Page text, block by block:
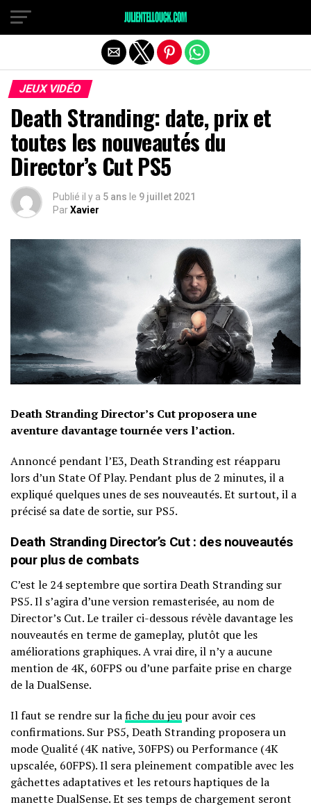
JEUX VIDÉO
Death Stranding: date, prix et
toutes les nouveautés du
Director’s Cut PS5
Publié il y a 5 ans le 9 juillet 2021
ParXavier
Death Stranding Director’s Cut proposera une
aventure davantage tournée vers l’action.
Annoncé pendant l’E3, Death Stranding est réapparu
lors d’un State Of Play. Pendant plus de 2 minutes, il a
expliqué quelques unes de ses nouveautés. Et surtout, il a
précisé sa date de sortie, sur PS5.
Death Stranding Director’s Cut : des nouveautés
pour plus de combats
C’est le 24 septembre que sortira Death Stranding sur
PS5. Il s’agira d’une version remasterisée, au nom de
Director’s Cut. Le trailer ci-dessous révèle davantage les
nouveautés en terme de gameplay, plutôt que les
améliorations graphiques. A vrai dire, il n’y a aucune
mention de 4K, 60FPS ou d’une parfaite prise en charge
de la DualSense.
Il faut se rendre sur lafiche du jeu pour avoir ces
confirmations. Sur PS5, Death Stranding proposera un
mode Qualité (4K native, 30FPS) ou Performance (4K
upscalée, 60FPS). Il sera pleinement compatible avec les
gâchettes adaptatives et les retours haptiques de la
manette DualSense. Et ses temps de chargement seront